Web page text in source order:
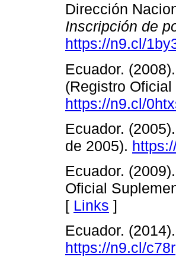
Dirección
Inscripción de
https://n9.cl/
Ecuador. (2008).
(Registro
https://n9.cl/
Ecuador. (2005).
de 2005).
Ecuador. (2009).
Oficial
[ Links ]
Ecuador. (2014).
https://n9.cl/c78r